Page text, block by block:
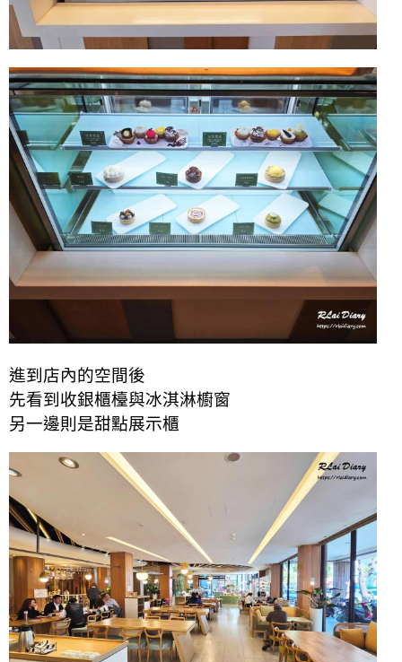
進到店內的空間後
先看到收銀櫃檯與冰淇淋櫥窗
另一邊則是甜點展示櫃